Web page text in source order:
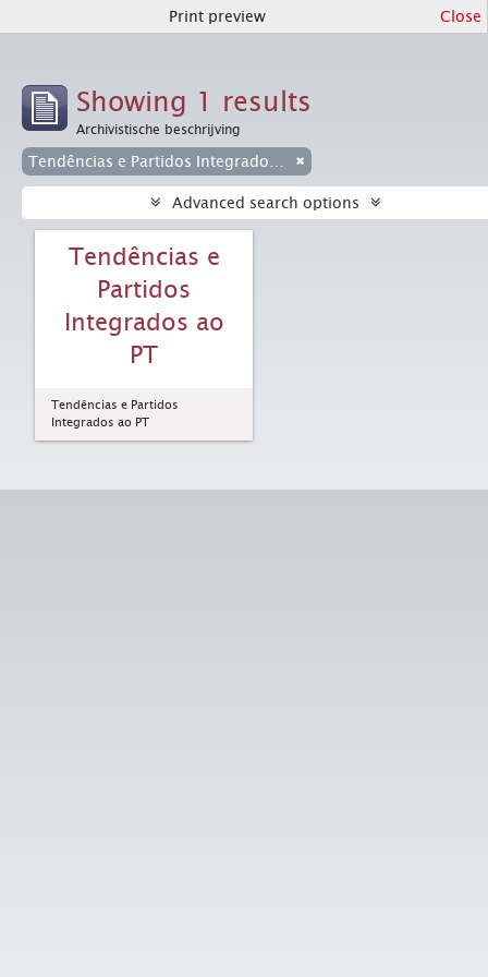
Print preview Close
Showing 1 results
Archivistische beschrijving
Advanced search options
Tendências e
Partidos
Integrados ao
PT
Tendências e Partidos
Integrados ao PT